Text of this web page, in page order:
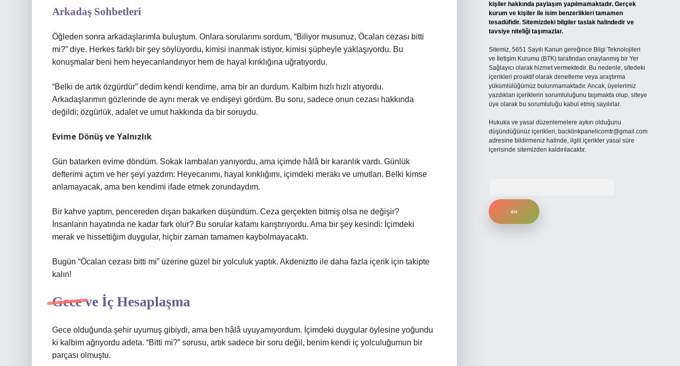
Arkadaş Sohbetleri
Öğleden sonra arkadaşlarımla buluştum. Onlara sorularımı sordum, “Biliyor musunuz, Öcalan cezası bitti
mi?” diye. Herkes farklı bir şey söylüyordu, kimisi inanmak istiyor, kimisi şüpheyle yaklaşıyordu. Bu
konuşmalar beni hem heyecanlandırıyor hem de hayal kırıklığına uğratıyordu.
“Belki de artık özgürdür” dedim kendi kendime, ama bir an durdum. Kalbim hızlı hızlı atıyordu.
Arkadaşlarımın gözlerinde de aynı merak ve endişeyi gördüm. Bu soru, sadece onun cezası hakkında
değildi; özgürlük, adalet ve umut hakkında da bir soruydu.
Evime Dönüş ve Yalnızlık
Gün batarken evime döndüm. Sokak lambaları yanıyordu, ama içimde hâlâ bir karanlık vardı. Günlük
defterimi açtım ve her şeyi yazdım: Heyecanımı, hayal kırıklığımı, içimdeki merakı ve umutları. Belki kimse
anlamayacak, ama ben kendimi ifade etmek zorundaydım.
Bir kahve yaptım, pencereden dışarı bakarken düşündüm. Ceza gerçekten bitmiş olsa ne değişir?
İnsanların hayatında ne kadar fark olur? Bu sorular kafamı karıştırıyordu. Ama bir şey kesindi: İçimdeki
merak ve hissettiğim duygular, hiçbir zaman tamamen kaybolmayacaktı.
Bugün “Öcalan cezası bitti mi” üzerine güzel bir yolculuk yaptık. Akdeniztto ile daha fazla içerik için takipte
kalın!
Gece ve İç Hesaplaşma
Gece olduğunda şehir uyumuş gibiydi, ama ben hâlâ uyuyamıyordum. İçimdeki duygular öylesine yoğundu
ki kalbim ağrıyordu adeta. “Bitti mi?” sorusu, artık sadece bir soru değil, benim kendi iç yolculuğumun bir
parçası olmuştu.
kişiler hakkında paylaşım yapılmamaktadır. Gerçek
kurum ve kişiler ile isim benzerlikleri tamamen
tesadüfidir. Sitemizdeki bilgiler taslak halindedir ve
tavsiye niteliği taşımazlar.
Sitemiz, 5651 Sayılı Kanun gereğince Bilgi Teknolojileri
ve İletişim Kurumu (BTK) tarafından onaylanmış bir Yer
Sağlayıcı olarak hizmet vermektedir. Bu nedenle, sitedeki
içerikleri proaktif olarak denetleme veya araştırma
yükümlülüğümüz bulunmamaktadır. Ancak, üyelerimiz
yazdıkları içeriklerin sorumluluğunu taşımakta olup, siteye
üye olarak bu sorumluluğu kabul etmiş sayılırlar.
Hukuka ve yasal düzenlemelere aykırı olduğunu
düşündüğünüz içerikleri, backlinkpanelicomtr@gmail.com
adresine bildirmeniz halinde, ilgili içerikler yasal süre
içerisinde sitemizden kaldırılacaktır.